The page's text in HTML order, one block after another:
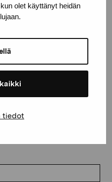
olet käyttänyt heidän
tiedotom aktuella